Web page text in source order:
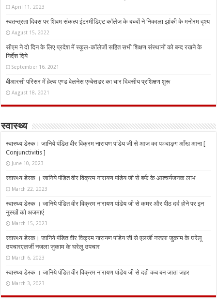
April 11, 2023
स्वतन्त्रता दिवस पर शिवम संकल्प इंटरमीडिएट कॉलेज के बच्चों ने निकाला झांकी के मनोरम दृश्य
August 15, 2022
सीएम ने दो दिन के लिए प्रदेश में स्कूल-कॉलेजों सहित सभी शिक्षण संस्थानों को बन्द रखने के
निर्देश दिये
September 16, 2021
बीआरसी परिसर में हेल्थ एण्ड वेलनेस एम्बेसडर का चार दिवसीय प्रशिक्षण शुरू
August 18, 2021
स्वास्थ्य
स्वास्थ्य डेस्क। जानिये पंडित वीर विक्रम नारायण पांडेय जी से आज का पञ्चाङ्ग आँख आना [
Conjunctivitis ]
June 10, 2023
स्वास्थ्य डेस्क । जानिये पंडित वीर विक्रम नारायण पांडेय जी से बर्फ के आश्चर्यजनक लाभ
March 22, 2023
स्वास्थ्य डेस्क । जानिये पंडित वीर विक्रम नारायण पांडेय जी से कमर और पीठ दर्द होने पर इन
नुस्‍खों को अजमाएं
March 15, 2023
स्वास्थ्य डेस्क। जानिये पंडित वीर विक्रम नारायण पांडेय जी से एलर्जी नजला जुकाम के घरेलू
उपचारएलर्जी नजला जुकाम के घरेलू उपचार
March 6, 2023
स्वास्थ्य डेस्क । जानिये पंडित वीर विक्रम नारायण पांडेय जी से दही कब बन जाता जहर
March 3, 2023